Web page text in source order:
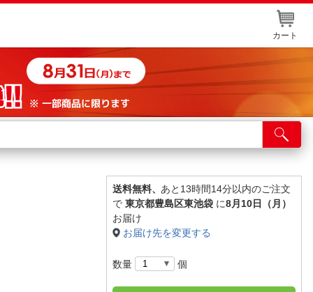
カート
舗サービス
ト取り置き
送料無料、 あと13時間14分以内のご注文
で 東京都豊島区東池袋 に8月10日（月）
お届け
お届け先を変更する
数量 個